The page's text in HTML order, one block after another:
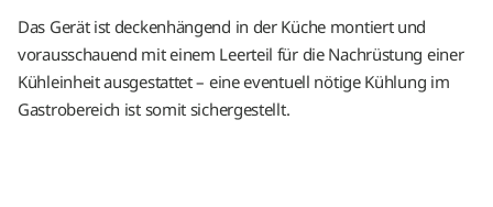
Das Gerät ist deckenhängend in der Küche montiert und
vorausschauend mit einem Leerteil für die Nachrüstung einer
Kühleinheit ausgestattet – eine eventuell nötige Kühlung im
Gastrobereich ist somit sichergestellt.